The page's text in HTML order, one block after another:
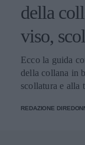
della
viso,
Ecco la guida
della collana in
scollatura e alla
REDAZIONE